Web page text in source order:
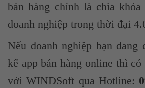
bán hàng chính là chìa khóa
doanh nghiệp trong thời đại
Nếu doanh nghiệp bạn đang
kế app bán hàng online thì
với WINDSoft qua Hotline: